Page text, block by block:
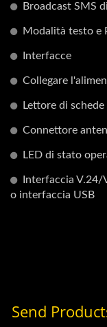
Broadcast SMS
Modalità testo e
Interfacce
Collegare
Lettore di
Connettore
LED di stato
Interfaccia
o interfaccia USB